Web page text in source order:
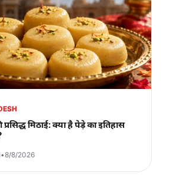
प्रसिद्ध मिठाई: क्या है पेड़े का इतिहास
•8/8/2026